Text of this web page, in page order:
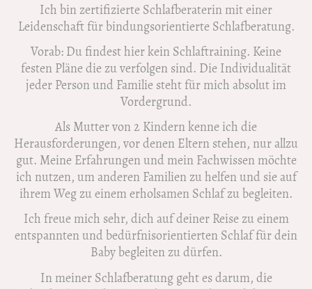
Ich bin zertifizierte Schlafberaterin mit einer
Leidenschaft für bindungsorientierte Schlafberatung.
Vorab: Du findest hier kein Schlaftraining. Keine
festen Pläne die zu verfolgen sind. Die Individualität
jeder Person und Familie steht für mich absolut im
Vordergrund.
Als Mutter von 2 Kindern kenne ich die
Herausforderungen, vor denen Eltern stehen, nur allzu
gut. Meine Erfahrungen und mein Fachwissen möchte
ich nutzen, um anderen Familien zu helfen und sie auf
ihrem Weg zu einem erholsamen Schlaf zu begleiten.
Ich freue mich sehr, dich auf deiner Reise zu einem
entspannten und bedürfnisorientierten Schlaf für dein
Baby begleiten zu dürfen.
In meiner Schlafberatung geht es darum, die